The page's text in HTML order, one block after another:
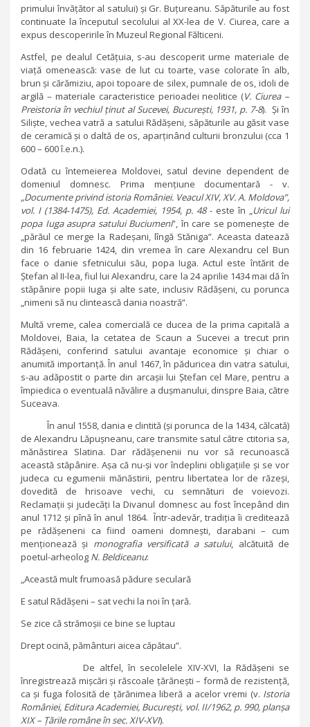
primului învățător al satului) și Gr. Buțureanu. Săpăturile au fost
continuate la începutul secolului al XX-lea de V. Ciurea, care a
expus descoperirile în Muzeul Regional Fălticeni.
Astfel, pe dealul Cetățuia, s-au descoperit urme materiale de
viață omenească: vase de lut cu toarte, vase colorate în alb,
brun și cărămiziu, apoi topoare de silex, pumnale de os, idoli de
argilă – materiale caracteristice perioadei neolitice (V. Ciurea –
Preistoria în vechiul ținut al Sucevei, București, 1931, p. 7-8). Și în
Siliște, vechea vatră a satului Rădășeni, săpăturile au găsit vase
de ceramică și o daltă de os, aparținând culturii bronzului (cca 1
600 – 600 î.e.n.).
Odată cu întemeierea Moldovei, satul devine dependent de
domeniul domnesc. Prima mențiune documentară - v.
„Documente privind istoria României. Veacul XIV, XV. A. Moldova”,
vol. I (1384-1475), Ed. Academiei, 1954, p. 48- este în „Uricul lui
popa Iuga asupra satului Buciumeni”, în care se pomenește de
„părăul ce merge la Radeșani, lîngă Stăniga”. Aceasta datează
din 16 februarie 1424, din vremea în care Alexandru cel Bun
face o danie sfetnicului său, popa Iuga. Actul este întărit de
Ștefan al II-lea, fiul lui Alexandru, care la 24 aprilie 1434 mai dă în
stăpânire popii Iuga și alte sate, inclusiv Rădășeni, cu porunca
„nimeni să nu clintească dania noastră”.
Multă vreme, calea comercială ce ducea de la prima capitală a
Moldovei, Baia, la cetatea de Scaun a Sucevei a trecut prin
Rădășeni, conferind satului avantaje economice și chiar o
anumită importanță. În anul 1467, în păduricea din vatra satului,
s-au adăpostit o parte din arcașii lui Ștefan cel Mare, pentru a
împiedica o eventuală năvălire a dușmanului, dinspre Baia, către
Suceava.
În anul 1558, dania e clintită (și porunca de la 1434, călcată)
de Alexandru Lăpușneanu, care transmite satul către ctitoria sa,
mănăstirea Slatina. Dar rădășenenii nu vor să recunoască
această stăpânire. Așa că nu-și vor îndeplini obligațiile și se vor
judeca cu egumenii mănăstirii, pentru libertatea lor de răzeși,
dovedită de hrisoave vechi, cu semnături de voievozi.
Reclamații și judecăți la Divanul domnesc au fost începând din
anul 1712 și pînă în anul 1864. Într-adevăr, tradiția îi creditează
pe rădășeneni ca fiind oameni domnești, darabani – cum
menționează și monografia versificată a satului, alcătuită de
poetul-arheolog N. Beldiceanu:
„Această mult frumoasă pădure seculară
E satul Rădășeni – sat vechi la noi în țară.
Se zice că strămoșii ce bine se luptau
Drept ocină, pământuri aicea căpătau”.
De altfel, în secolelele XIV-XVI, la Rădășeni se
înregistrează mișcări și răscoale țărănești – formă de rezistență,
ca și fuga folosită de țărănimea liberă a acelor vremi (v. Istoria
României, Editura Academiei, București, vol. II/1962, p. 990, planșa
XIX – Țările române în sec. XIV-XVI).